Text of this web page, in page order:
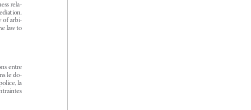






